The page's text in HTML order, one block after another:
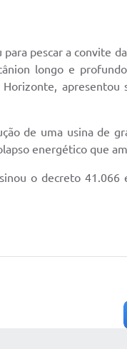
pescar a convite
longo e
apresentou
de uma usina de
energético que
o decreto 41.066